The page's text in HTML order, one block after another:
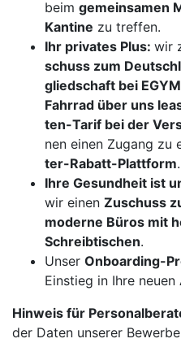
beim ge­mein­sa­men
Kan­ti­ne zu tref­fen.
Ihr pri­va­tes Plus: wir
schuss zum
glied­schaft bei
Fahr­rad über uns
ten-Ta­rif bei der
nen einen Zu­gang zu
ter-Ra­batt-Platt­form.
Ih­re Ge­sund­heit ist
wir einen Zu­schuss
mo­der­ne Bü­ros mit
Schreib­ti­schen.
Un­ser On­board­ing-
Ein­stieg in Ih­re neu­en
Hin­weis für
der Da­ten un­se­rer